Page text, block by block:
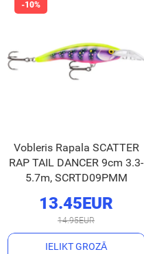
Vobleris Rapala SCATTER
RAP TAIL DANCER 9cm 3.3-
5.7m, SCRTD09PMM
13.45EUR
14.95EUR
IELIKT GROZĀ